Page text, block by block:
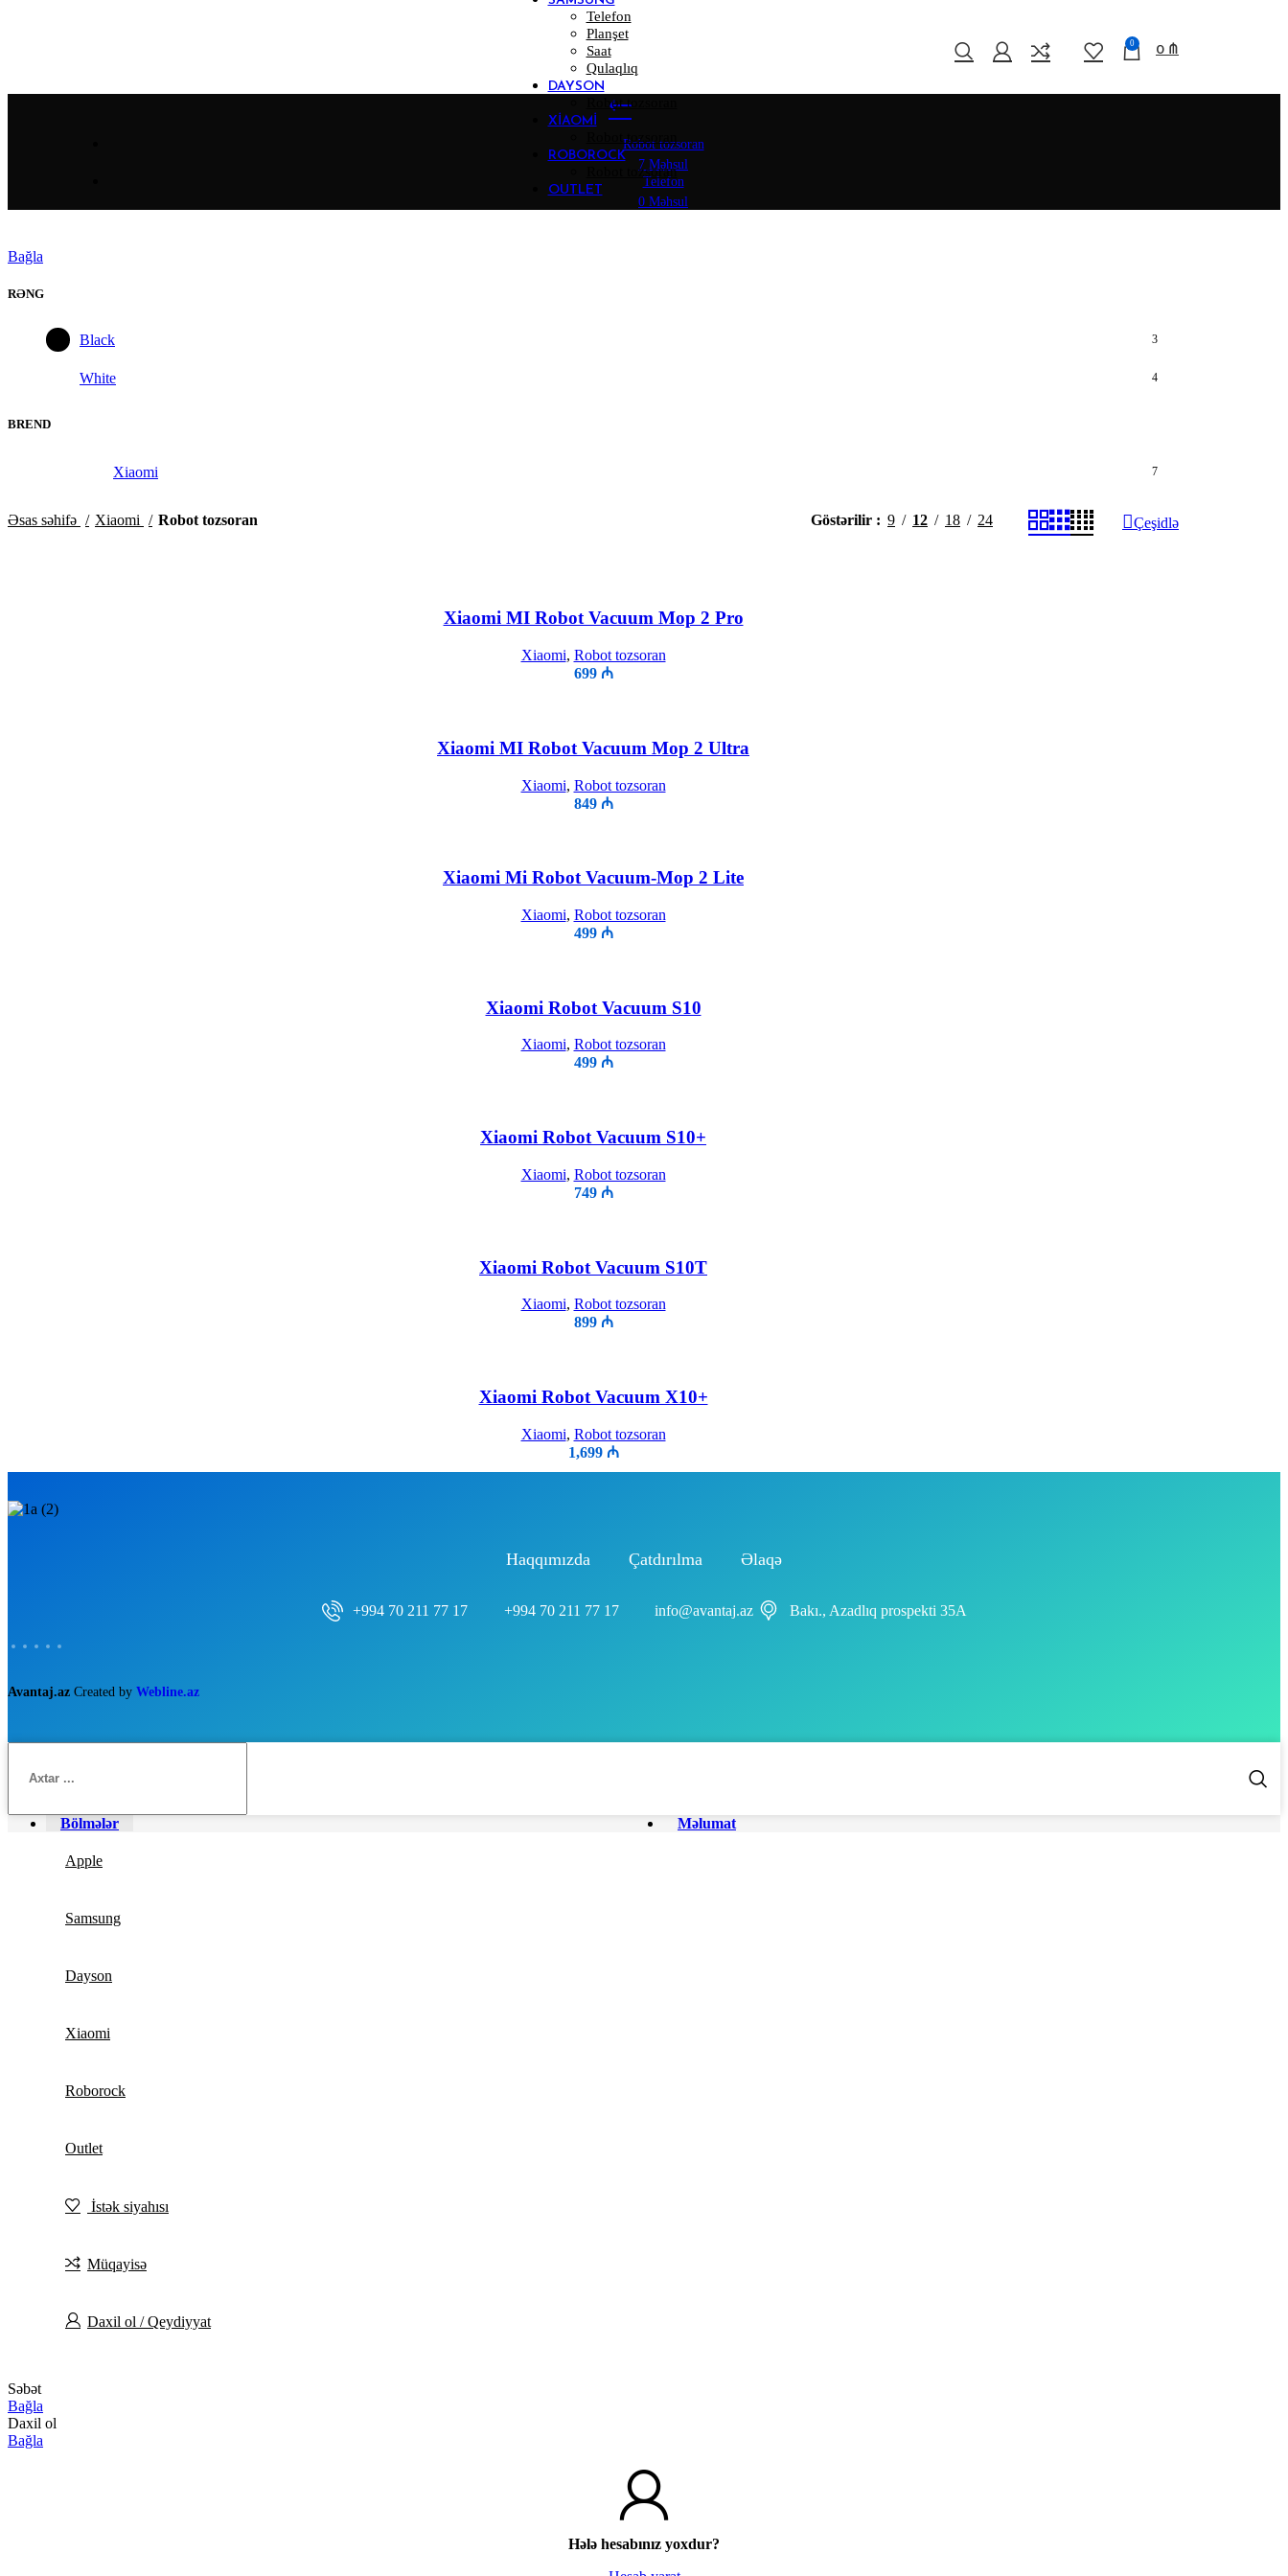
Telefon
Planşet
Saat
Qulaqlıq
DAYSON
Robot tozsoran
XIAOMI
Robot tozsoran
ROBOROCK
Robot tozsoran
OUTLET
0 0 ₼
Robot tozsoran
7 Məhsul
Telefon
0 Məhsul
Bağla
RƏNG
Black 3
White 4
BREND
Xiaomi 7
Əsas səhifə Xiaomi Robot tozsoran Göstərilir 9 12 18 24 Çeşidlə
Xiaomi MI Robot Vacuum Mop 2 Pro
Xiaomi, Robot tozsoran
699 ₼
Xiaomi MI Robot Vacuum Mop 2 Ultra
Xiaomi, Robot tozsoran
849 ₼
Xiaomi Mi Robot Vacuum-Mop 2 Lite
Xiaomi, Robot tozsoran
499 ₼
Xiaomi Robot Vacuum S10
Xiaomi, Robot tozsoran
499 ₼
Xiaomi Robot Vacuum S10+
Xiaomi, Robot tozsoran
749 ₼
Xiaomi Robot Vacuum S10T
Xiaomi, Robot tozsoran
899 ₼
Xiaomi Robot Vacuum X10+
Xiaomi, Robot tozsoran
1,699 ₼
Haqqımızda Çatdırılma Əlaqə
+994 70 211 77 17 +994 70 211 77 17 info@avantaj.az Bakı., Azadlıq prospekti 35A
Avantaj.az Created by Webline.az
Bölmələr Məlumat
Apple
Samsung
Dayson
Xiaomi
Roborock
Outlet
İstək siyahısı
Müqayisə
Daxil ol / Qeydiyyat
Səbət
Bağla
Daxil ol
Bağla
Hələ hesabınız yoxdur?